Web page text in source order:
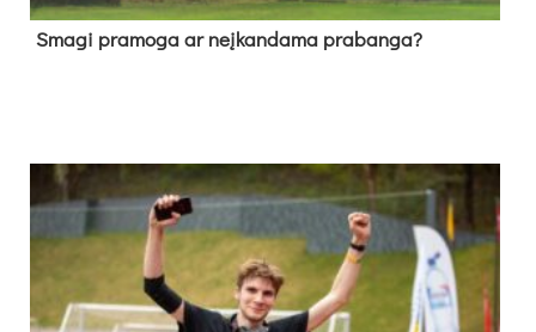
Sma­gi pra­mo­ga ar neį­kan­da­ma pra­ban­ga?